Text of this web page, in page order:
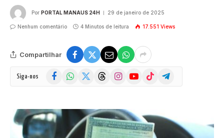
Por PORTAL MANAUS 24H 29 de janeiro de 2025
Nenhum comentário 4 Minutos de leitura 17.551 Views
Compartilhar
Siga-nos FacebookWhatsApp
(Twitter)
ThreadsInstagramYouTubeTikTok Telegram